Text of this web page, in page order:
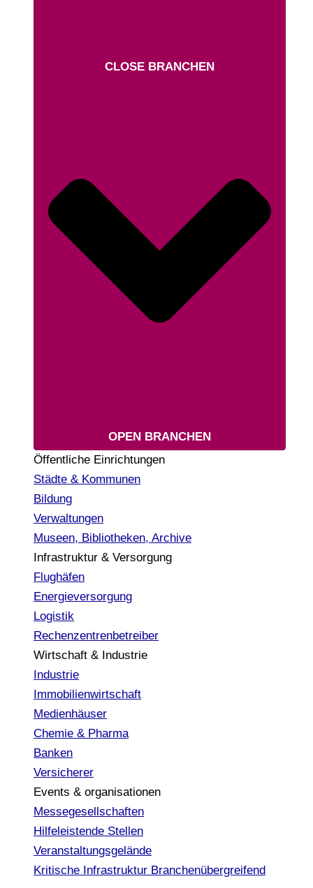
CLOSE BRANCHEN
OPEN BRANCHEN
Öffentliche Einrichtungen
Städte & Kommunen
Bildung
Verwaltungen
Museen, Bibliotheken, Archive
Infrastruktur & Versorgung
Flughäfen
Energieversorgung
Logistik
Rechenzentrenbetreiber
Wirtschaft & Industrie
Industrie
Immobilienwirtschaft
Medienhäuser
Chemie & Pharma
Banken
Versicherer
Events & organisationen
Messegesellschaften
Hilfeleistende Stellen
Veranstaltungsgelände
Kritische Infrastruktur Branchenübergreifend